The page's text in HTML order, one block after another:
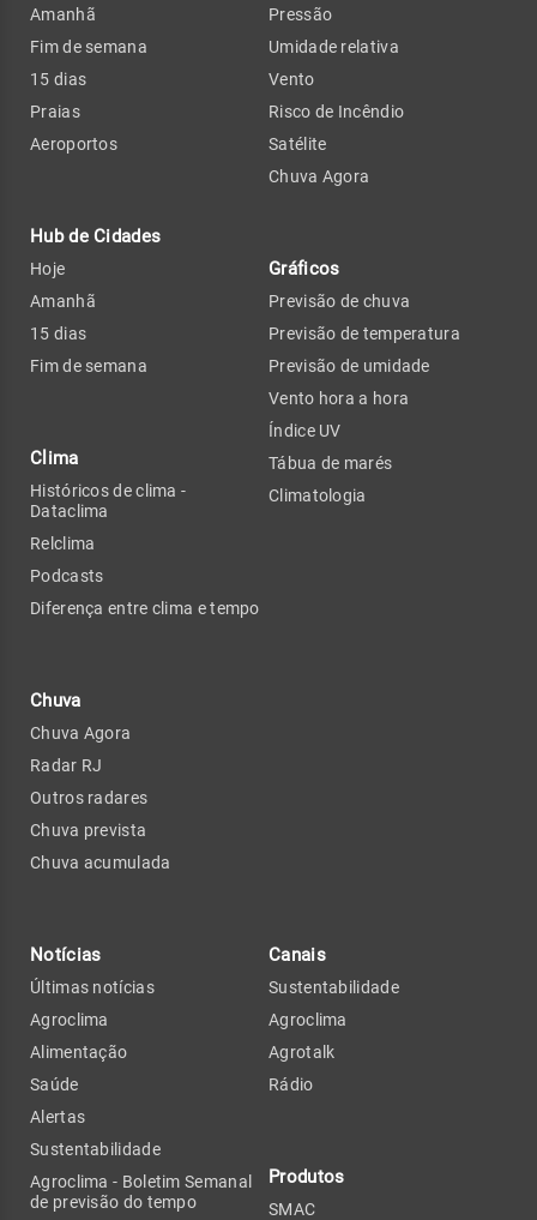
Amanhã
Fim de semana
15 dias
Praias
Aeroportos
Hub de Cidades
Hoje
Amanhã
15 dias
Fim de semana
Clima
Históricos de clima -
Dataclima
Relclima
Podcasts
Diferença entre clima e tempo
Chuva
Chuva Agora
Radar RJ
Outros radares
Chuva prevista
Chuva acumulada
Pressão
Umidade relativa
Vento
Risco de Incêndio
Satélite
Chuva Agora
Gráficos
Previsão de chuva
Previsão de temperatura
Previsão de umidade
Vento hora a hora
Índice UV
Tábua de marés
Climatologia
Notícias
Últimas notícias
Agroclima
Alimentação
Saúde
Alertas
Sustentabilidade
Agroclima - Boletim Semanal
de previsão do tempo
Canais
Sustentabilidade
Agroclima
Agrotalk
Rádio
Produtos
SMAC